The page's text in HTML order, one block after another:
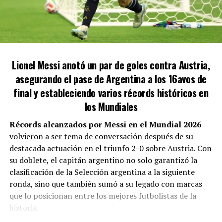
la boca para que deje de decir las tonterías que
garaje. Se formó en Argentina, pero luego se olvidó
de su tierra. Cristina financió su pelea en Vélez y
ahora critica a los peronistas. Es un piojo
, declaró Castro sobre Martínez.
LOS ANDES ABRIRÁ SUS PUERTAS A
HINCHAS VISITANTES: DETALLES DE LAS
ENTRADAS
Este evento representa un piloto. Se han asignado 1500
localidades para los hinchas visitantes, con un costo de
$40.000 por entrada. Desde el Club Los Andes han
declarado:
«Disfrutemos juntos de esta fiesta del
fútbol, apoyando a nuestro equipo como en los
viejos tiempos».
Lionel Messi anotó un par de goles contra Austria,
asegurando el pase de Argentina a los 16avos de
final y estableciendo varios récords históricos en
los Mundiales
Récords alcanzados por Messi en el Mundial 2026
volvieron a ser tema de conversación después de su
destacada actuación en el triunfo 2-0 sobre Austria. Con
su doblete, el capitán argentino no solo garantizó la
clasificación de la Selección argentina a la siguiente
ronda, sino que también sumó a su legado con marcas
que lo posicionan entre los mejores futbolistas de la
historia.